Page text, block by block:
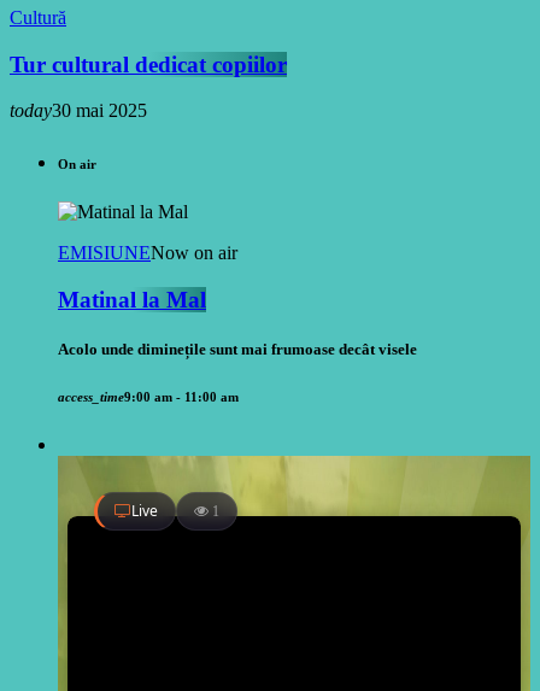
Cultură
Tur cultural dedicat copiilor
today30 mai 2025
On air
EMISIUNENow on air
Matinal la Mal
Acolo unde diminețile sunt mai frumoase decât visele
access_time9:00 am - 11:00 am